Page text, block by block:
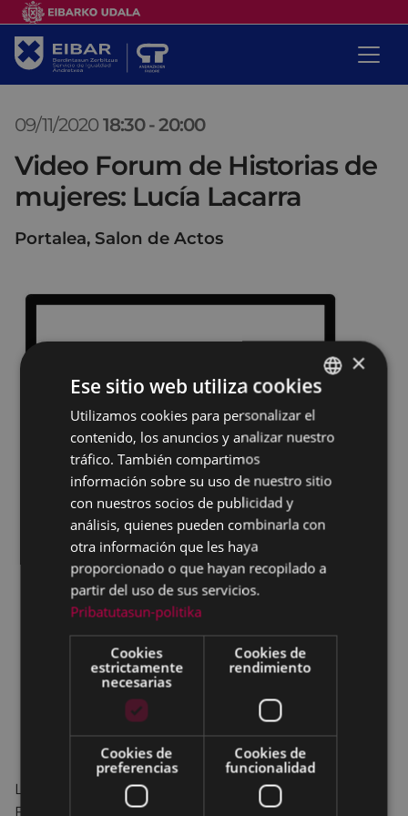
09/11/2020 18:30 -20:00
Video Forum de Historias de
mujeres: Lucía Lacarra
Portalea, Salon de Actos
La asociación Pagatxa ha organizado un Vídeo-
Forum para la sesión de Historias de Mujeres de
BASQUE
SPANISH
×
Ese sitio web utiliza cookies
Utilizamos cookies para personalizar el
contenido, los anuncios y analizar nuestro
tráfico. También compartimos
información sobre su uso de nuestro sitio
con nuestros socios de publicidad y
análisis, quienes pueden combinarla con
otra información que les haya
proporcionado o que hayan recopilado a
partir del uso de sus servicios.
Pribatutasun-politika
Cookies
estrictamente
necesarias
Cookies de
rendimiento
Cookies de
preferencias
Cookies de
funcionalidad